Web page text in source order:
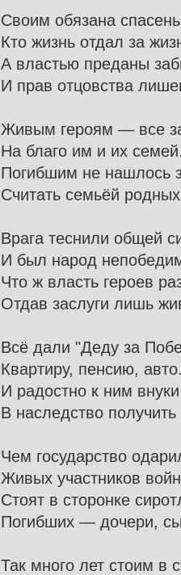
Своим обязана
Кто жизнь отдал за
А властью преданы
И прав отцовства
Живым героям — все
На благо им и их
Погибшим не нашлось
Считать семьёй
Врага теснили общей
И был народ
Что ж власть героев
Отдав заслуги лишь
Всё дали "Деду за
Квартиру, пенсию,
И радостно к ним
В наследство получить
Чем государство
Живых участников
Стоят в сторонке
Погибших — дочери,
Так много лет стоим в